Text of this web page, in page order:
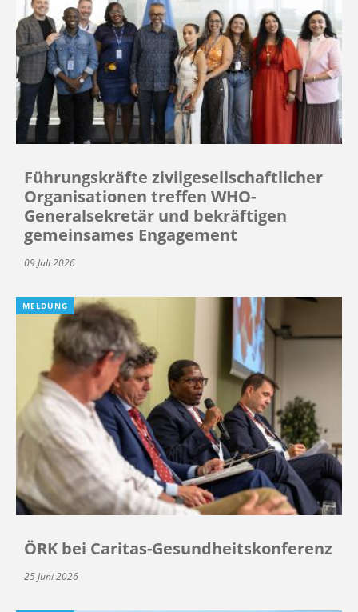
Führungskräfte zivilgesellschaftlicher
Organisationen treffen WHO-
Generalsekretär und bekräftigen
gemeinsames Engagement
09 Juli 2026
MELDUNG
ÖRK bei Caritas-Gesundheitskonferenz
25 Juni 2026